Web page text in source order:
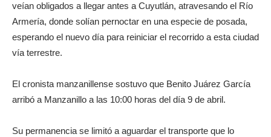
veían obligados a llegar antes a Cuyutlán, atravesando el Río
Armería, donde solían pernoctar en una especie de posada,
esperando el nuevo día para reiniciar el recorrido a esta ciudad
vía terrestre.
El cronista manzanillense sostuvo que Benito Juárez García
arribó a Manzanillo a las 10:00 horas del día 9 de abril.
Su permanencia se limitó a aguardar el transporte que lo